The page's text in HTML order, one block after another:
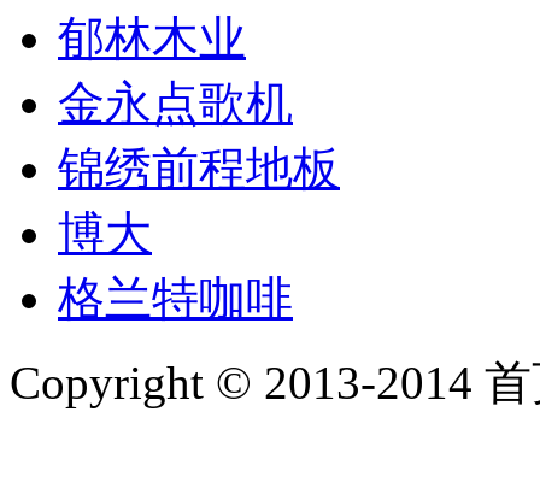
郁林木业
金永点歌机
锦绣前程地板
博大
格兰特咖啡
Copyright © 2013-2014